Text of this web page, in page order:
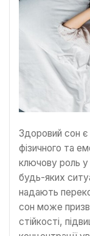
Здоровий сон
фізичного та
ключову роль у
будь-яких
надають
сон може
стійкості,